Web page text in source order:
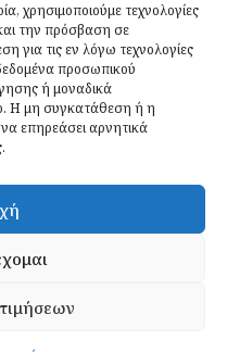
χρησιμοποιούμε τεχνολογίες
την πρόσβαση σε
για τις εν λόγω τεχνολογίες
προσωπικού
ή μοναδικά
Η μη συγκατάθεση ή η
επηρεάσει αρνητικά
απορρήτου